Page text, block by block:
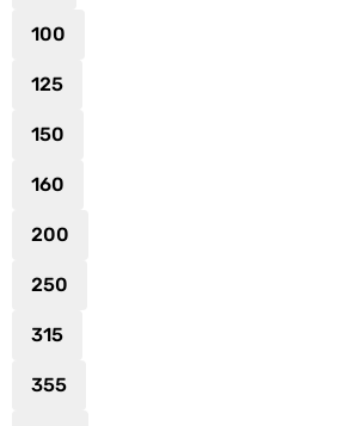
100
125
150
160
200
250
315
355